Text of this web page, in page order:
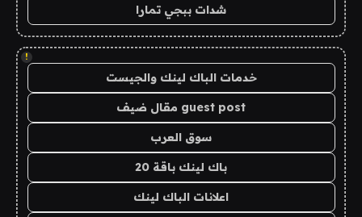
شدات ببجي تمارا
!
خدمات الباك لينك والجيست
guest post مقال ضيف
سوق العرب
باك لينك باقة 20
اعلانات الباك لينك